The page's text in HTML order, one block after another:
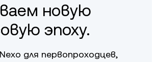
о защите LINK здесь.
новую
эпоху.
для первопроходцев,